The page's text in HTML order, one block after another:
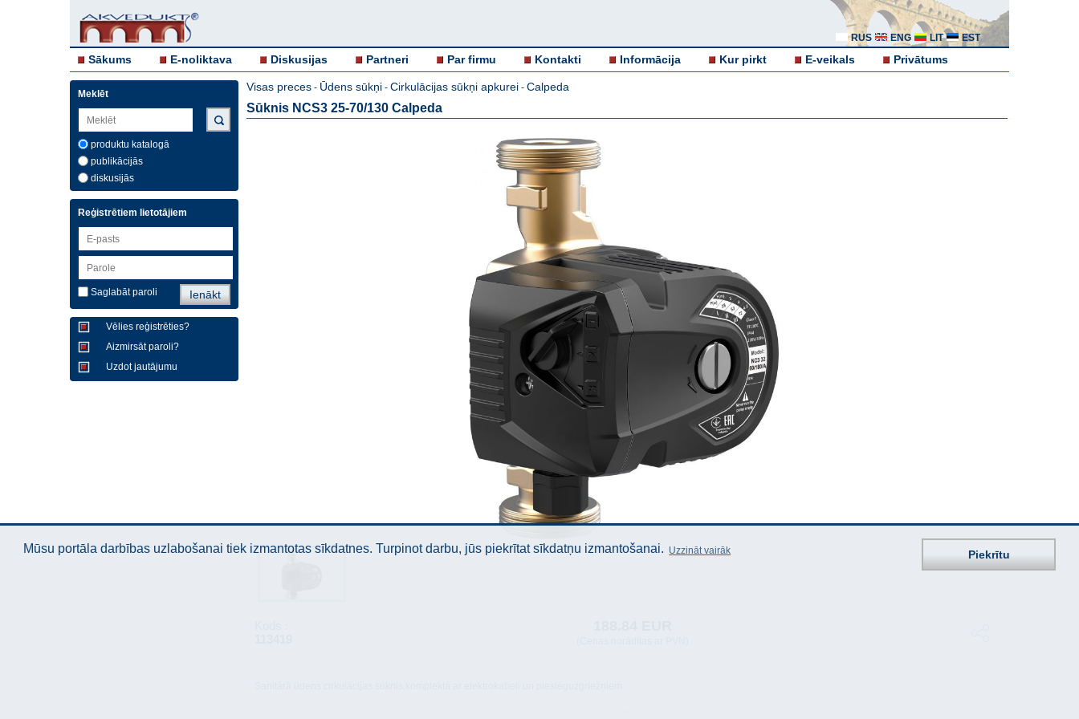
RUS ENG LIT EST
Sākums E-noliktava Diskusijas Partneri Par firmu Kontakti Informācija Kur pirkt E-veikals Privātums
Meklēt
produktu katalogā
publikācijās
diskusijās
Reģistrētiem lietotājiem
Saglabāt paroli
Vēlies reģistrēties?
Aizmirsāt paroli?
Uzdot jautājumu
Visas preces - Ūdens sūkņi - Cirkulācijas sūkņi apkurei - Calpeda
Sūknis NCS3 25-70/130 Calpeda
Mūsu portāla darbības uzlabošanai tiek izmantotas sīkdatnes. Turpinot darbu, jūs piekrītat sīkdatņu izmantošanai. Uzzināt vairāk Piekrītu